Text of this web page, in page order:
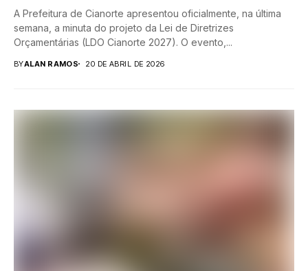
A Prefeitura de Cianorte apresentou oficialmente, na última
semana, a minuta do projeto da Lei de Diretrizes
Orçamentárias (LDO Cianorte 2027). O evento,...
BYALAN RAMOS 20 DE ABRIL DE 2026